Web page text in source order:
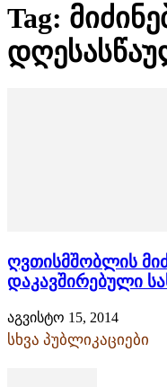
Tag:
ღვთისმშობლის
დაკავშირებული
აგვისტო 15, 2014
სხვა პუბლიკაციები